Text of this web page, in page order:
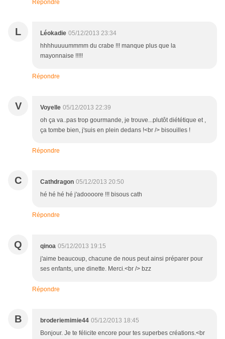
Répondre
L Léokadie 05/12/2013 23:34
hhhhuuuummmm du crabe !!! manque plus que la
mayonnaise !!!!!
Répondre
V Voyelle 05/12/2013 22:39
oh ça va..pas trop gourmande, je trouve...plutôt diététique et ,
ça tombe bien, j'suis en plein dedans !<br /> bisouilles !
Répondre
C Cathdragon 05/12/2013 20:50
hé hé hé hé j'adoooore !!! bisous cath
Répondre
Q qinoa 05/12/2013 19:15
j'aime beaucoup, chacune de nous peut ainsi préparer pour
ses enfants, une dinette. Merci.<br /> bzz
Répondre
B broderiemimie44 05/12/2013 18:45
Bonjour. Je te félicite encore pour tes superbes créations.<br